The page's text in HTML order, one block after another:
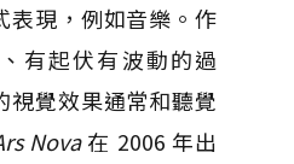
表現，例如音樂。作
有起伏有波動的過
視覺效果通常和聽覺
Nova在 2006 年出